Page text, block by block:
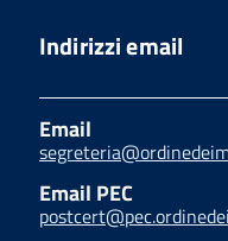
Indirizzi email
Email
Email PEC